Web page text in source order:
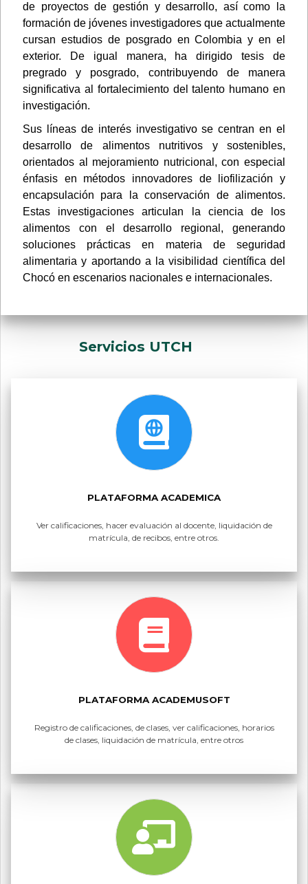
de proyectos de gestión y desarrollo, así como la
formación de jóvenes investigadores que actualmente
cursan estudios de posgrado en Colombia y en el
exterior. De igual manera, ha dirigido tesis de
pregrado y posgrado, contribuyendo de manera
significativa al fortalecimiento del talento humano en
investigación.
Sus líneas de interés investigativo se centran en el
desarrollo de alimentos nutritivos y sostenibles,
orientados al mejoramiento nutricional, con especial
énfasis en métodos innovadores de liofilización y
encapsulación para la conservación de alimentos.
Estas investigaciones articulan la ciencia de los
alimentos con el desarrollo regional, generando
soluciones prácticas en materia de seguridad
alimentaria y aportando a la visibilidad científica del
Chocó en escenarios nacionales e internacionales.
Servicios UTCH
PLATAFORMA ACADEMICA
Ver calificaciones, hacer evaluación al docente, liquidación de
matrícula, de recibos, entre otros.
PLATAFORMA ACADEMUSOFT
Registro de calificaciones, de clases, ver calificaciones, horarios
de clases, liquidación de matrícula, entre otros